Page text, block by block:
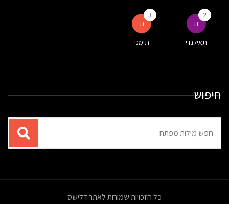
ת
2
תאילנדי
ת
3
תימני
חיפוש
עבור
כל הזכויות שמורות לאתר דלישס